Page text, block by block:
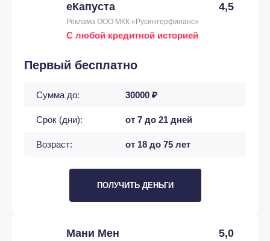
еКапуста 4,5
Реклама ООО МКК «Русинтерфинанс»
С любой кредитной историей
Первый бесплатно
Сумма до: 30000 ₽
Срок (дни): от 7 до 21 дней
Возраст: от 18 до 75 лет
ПОЛУЧИТЬ ДЕНЬГИ
Мани Мен 5,0